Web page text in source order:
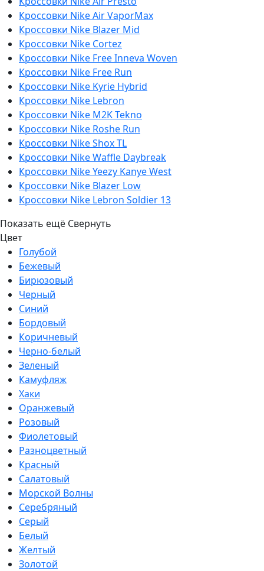
Кроссовки Nike Air VaporMax
Кроссовки Nike Blazer Mid
Кроссовки Nike Cortez
Кроссовки Nike Free Inneva Woven
Кроссовки Nike Free Run
Кроссовки Nike Kyrie Hybrid
Кроссовки Nike Lebron
Кроссовки Nike M2K Tekno
Кроссовки Nike Roshe Run
Кроссовки Nike Shox TL
Кроссовки Nike Waffle Daybreak
Кроссовки Nike Yeezy Kanye West
Кроссовки Nike Blazer Low
Кроссовки Nike Lebron Soldier 13
Показать ещё Свернуть
Цвет
Голубой
Бежевый
Бирюзовый
Черный
Синий
Бордовый
Коричневый
Черно-белый
Зеленый
Камуфляж
Хаки
Оранжевый
Розовый
Фиолетовый
Разноцветный
Красный
Салатовый
Морской Волны
Серебряный
Серый
Белый
Желтый
Золотой